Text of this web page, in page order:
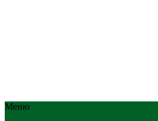
Меню